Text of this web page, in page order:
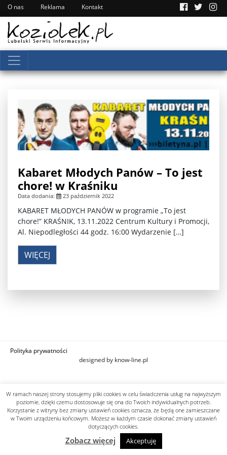
O nas Reklama Kontakt
Kabaret Młodych Panów – To jest
chore! w Kraśniku
Data dodania: 23 październik 2022
KABARET MŁODYCH PANÓW w programie „To jest
chore!” KRAŚNIK, 13.11.2022 Centrum Kultury i Promocji,
Al. Niepodległości 44 godz. 16:00 Wydarzenie […]
WIĘCEJ
Polityka prywatności
designed by know-line.pl
W ramach naszej strony stosujemy pliki cookies w celu świadczenia usług na najwyższym
poziomie, dzięki czemu dostosowuje się ona do Twoich indywidualnych potrzeb.
Korzystanie z witryny bez zmiany ustawień cookies oznacza, że będą one zamieszczane
w Twoim urządzeniu końcowym. Możesz w każdym czasie dokonać zmiany ustawień
dotyczących cookies.
Zobacz więcej Akceptuję